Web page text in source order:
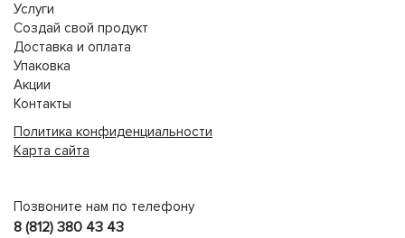
Услуги
Создай свой продукт
Доставка и оплата
Упаковка
Акции
Контакты
Политика конфиденциальности
Карта сайта
Позвоните нам по телефону
8 (812) 380 43 43